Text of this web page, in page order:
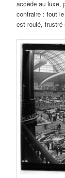
accède au luxe,
contraire : tout
est roulé, frustré